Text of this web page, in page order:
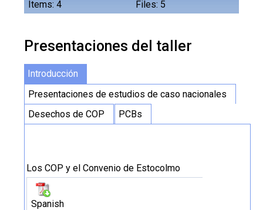
Items: 4 Files: 5
Presentaciones del taller
Introducción
Presentaciones de estudios de caso nacionales
Desechos de COP
PCBs
Los COP y el Convenio de Estocolmo
Spanish